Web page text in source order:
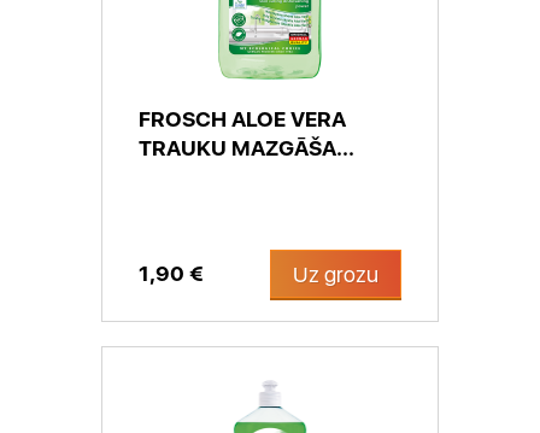
FROSCH ALOE VERA
TRAUKU MAZGĀŠA...
1,90 € Uz grozu